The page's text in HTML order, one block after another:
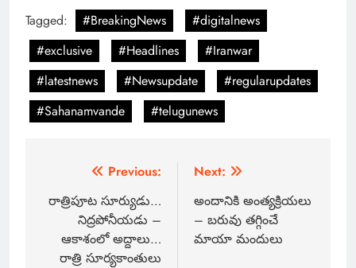
Tagged: #BreakingNews
#digitalnews
#exclusive
#Headlines
#Iranwar
#latestnews
#Newsupdate
#regularupdates
#Sahanamvande
#telugunews
Previous:
రాత్రిపూట సూర్యుడు…
నిద్రపోనీయడు –
ఆకాశంలో అద్దాలు…
రాత్రి సూర్యకాంతులు
Next:
అందానికి అంత్యక్రియలు
– బరువు తగ్గించే
మాయా మందులు